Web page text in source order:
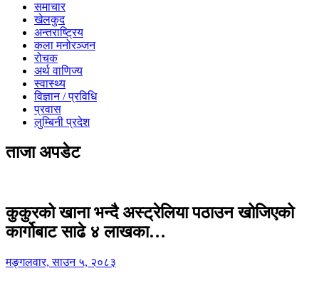
समाचार
खेलकुद
अन्तराष्ट्रिय
कला मनोरञ्जन
रोचक
अर्थ वाणिज्य
स्वास्थ्य
विज्ञान / प्रविधि
प्रवास
लुम्बिनी प्रदेश
ताजा अपडेट
कुकुरको खाना भन्दै अस्ट्रेलिया पठाउन खोजिएको
कार्गोबाट साढे ४ लाखका…
मङ्गलवार, साउन ५, २०८३